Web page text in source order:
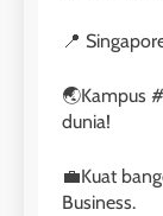
📍
🌏Kampus
dunia!
💼Kuat
Business.